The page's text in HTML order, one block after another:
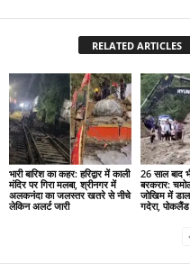
RELATED ARTICLES
भारी बारिश का कहर: हरिद्वार में काली
मंदिर पर गिरा मलबा, श्रीनगर में
अलकनंदा का जलस्तर खतरे से नीचे
लेकिन अलर्ट जारी
26 साल बाद
बरकरार:
जोखिम में
गदेरा,